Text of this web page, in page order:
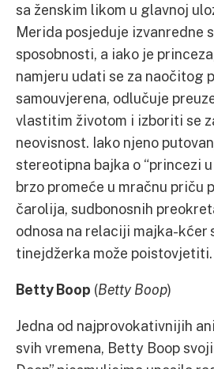
sa ženskim likom u glavnoj
Merida posjeduje izvanredne
sposobnosti, a iako je
namjeru udati se za naočitog
samouvjerena, odlučuje
vlastitim životom i izboriti se
neovisnost. Iako njeno
stereotipna bajka o “princezi
brzo promeće u mračnu priču
čarolija, sudbonosnih
odnosa na relaciji majka-kćer
tinejdžerka može poistovjetiti.
Betty Boop (Betty Boop)
Jedna od najprovokativnijih
svih vremena, Betty Boop